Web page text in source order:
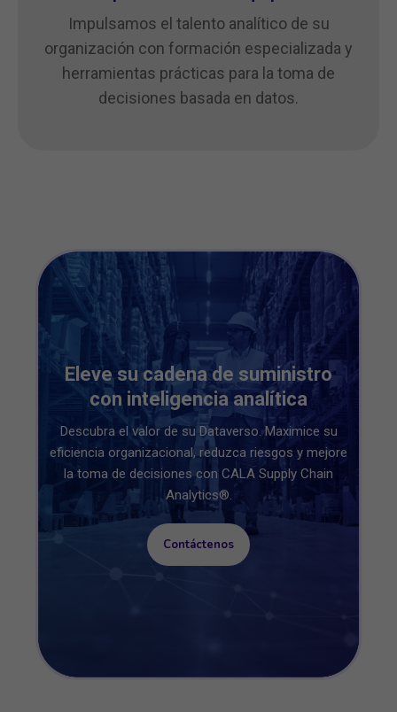
Impulsamos el talento analítico de su
organización con formación especializada y
herramientas prácticas para la toma de
decisiones basada en datos.
Eleve su cadena de suministro
con inteligencia analítica
Descubra el valor de su Dataverso. Maximice su
eficiencia organizacional, reduzca riesgos y mejore
la toma de decisiones con CALA Supply Chain
Analytics®.
Contáctenos